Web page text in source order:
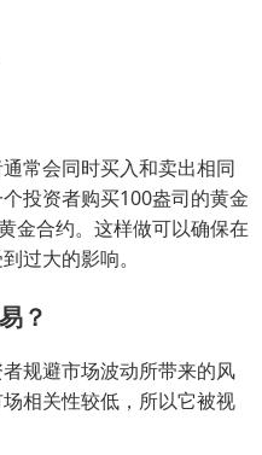
常会同时买入和卖出相同
投资者购买100盎司的黄金
金合约。这样做可以确保在
过大的影响。
？
规避市场波动所带来的风
相关性较低，所以它被视